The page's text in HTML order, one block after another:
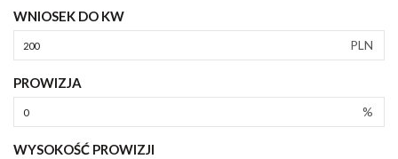
WNIOSEK DO KW
PLN
PROWIZJA
%
WYSOKOŚĆ PROWIZJI